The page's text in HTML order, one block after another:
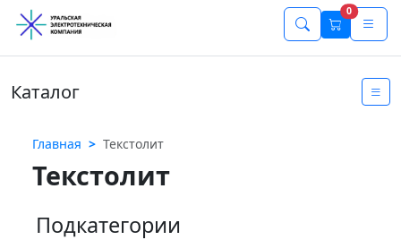
0
Каталог
Главная Текстолит
Текстолит
Подкатегории